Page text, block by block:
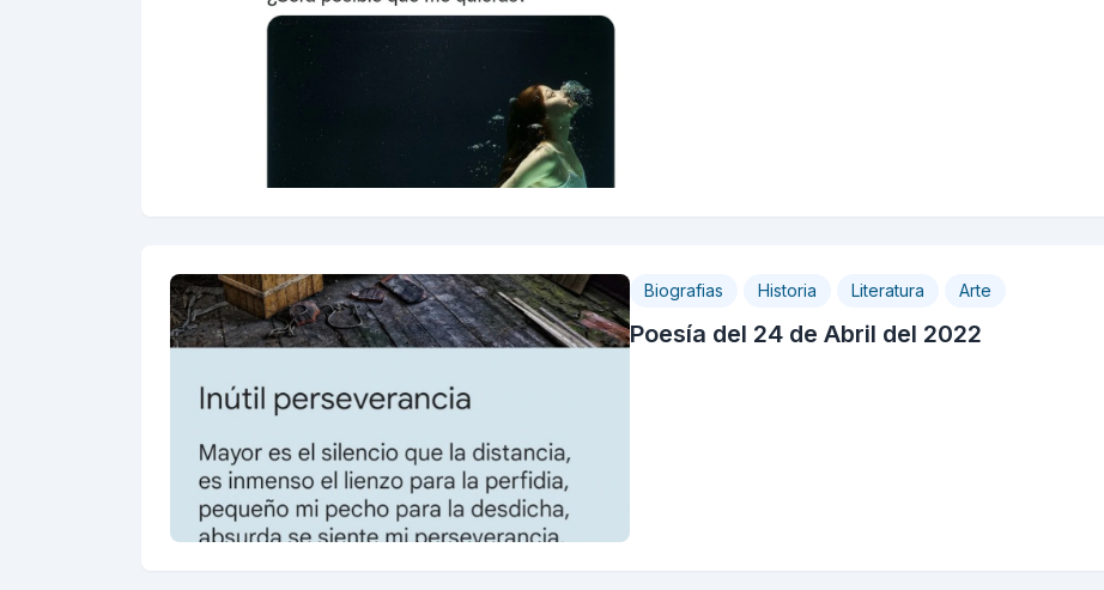
Biografias Historia Literatura Arte
Poesía del 24 de Abril del 2022